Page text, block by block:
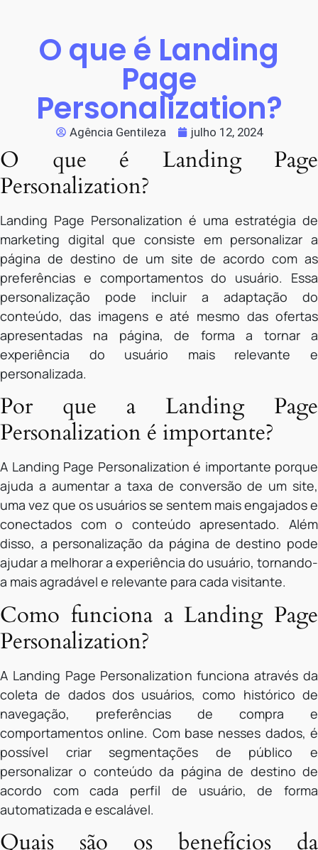
O que é Landing
Page
Personalization?
Agência Gentileza julho 12, 2024
O que é Landing Page
Personalization?
Landing Page Personalization é uma estratégia de
marketing digital que consiste em personalizar a
página de destino de um site de acordo com as
preferências e comportamentos do usuário. Essa
personalização pode incluir a adaptação do
conteúdo, das imagens e até mesmo das ofertas
apresentadas na página, de forma a tornar a
experiência do usuário mais relevante e
personalizada.
Por que a Landing Page
Personalization é importante?
A Landing Page Personalization é importante porque
ajuda a aumentar a taxa de conversão de um site,
uma vez que os usuários se sentem mais engajados e
conectados com o conteúdo apresentado. Além
disso, a personalização da página de destino pode
ajudar a melhorar a experiência do usuário, tornando-
a mais agradável e relevante para cada visitante.
Como funciona a Landing Page
Personalization?
A Landing Page Personalization funciona através da
coleta de dados dos usuários, como histórico de
navegação, preferências de compra e
comportamentos online. Com base nesses dados, é
possível criar segmentações de público e
personalizar o conteúdo da página de destino de
acordo com cada perfil de usuário, de forma
automatizada e escalável.
Quais são os benefícios da